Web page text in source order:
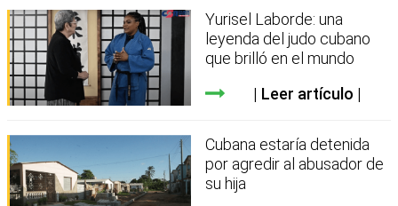
Yurisel Laborde: una
leyenda del judo cubano
que brilló en el mundo
Leer artículo
Cubana estaría detenida
por agredir al abusador de
su hija